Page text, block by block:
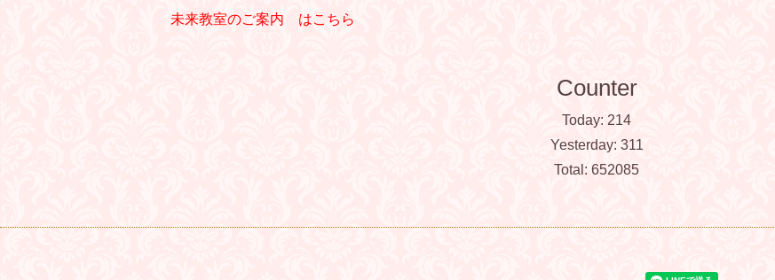
未来教室のご案内 はこちら
Counter
Today: 214
Yesterday: 311
Total: 652085